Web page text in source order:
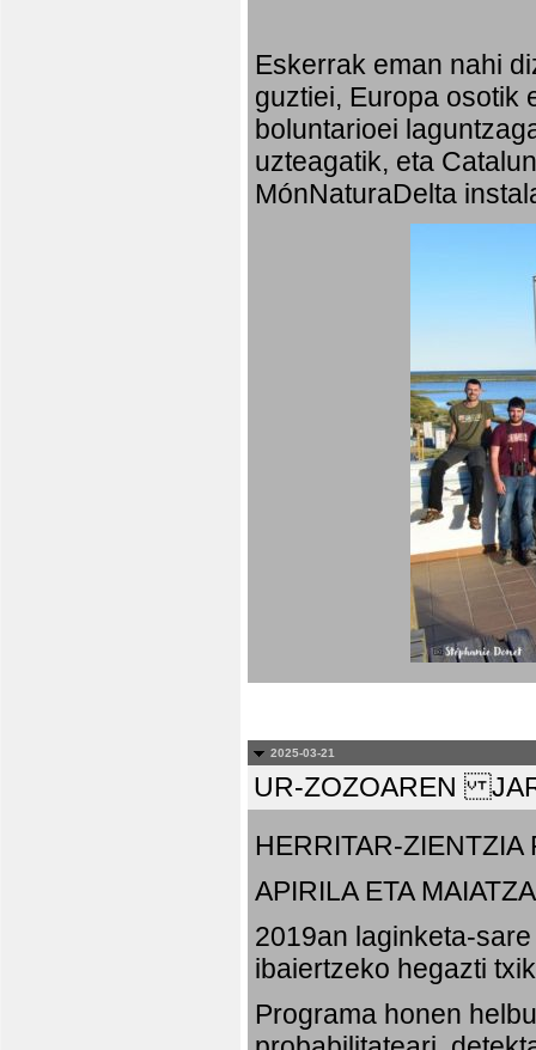
Eskerrak eman nahi
guztiei, Europa osotik
boluntarioei
uzteagatik, eta
MónNaturaDelta
2025-03-21
UR-ZOZOAREN
HERRITAR-ZIENTZIA
APIRILA ETA
2019an laginketa-
ibaiertzeko hegazti
Programa honen